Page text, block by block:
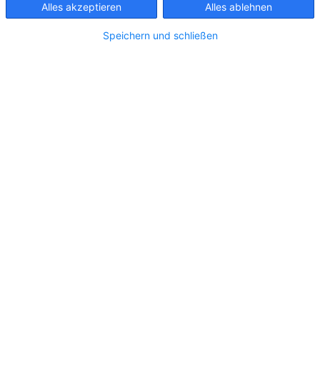
Alles akzeptieren Alles ablehnen
Speichern und schließen